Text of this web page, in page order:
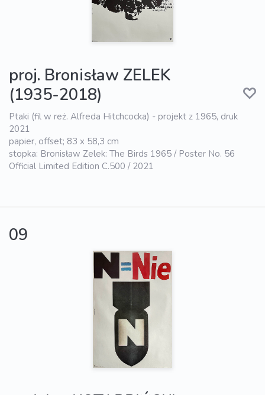
proj. Bronisław ZELEK
(1935-2018)
Ptaki (fil w reż. Alfreda Hitchcocka) - projekt z 1965, druk
2021
papier, offset; 83 x 58,3 cm
stopka: Bronisław Zelek: The Birds 1965 / Poster No. 56
Official Limited Edition C.500 / 2021
09